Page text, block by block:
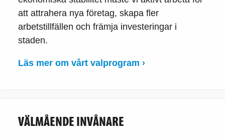
att attrahera nya företag, skapa fler
arbetstillfällen och främja investeringar i
staden.
Läs mer om vårt valprogram ›
VÄLMÅENDE INVÅNARE